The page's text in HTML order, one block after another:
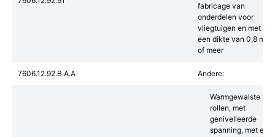
fabricage van
onderdelen voor
vliegtuigen en met
een dikte van 0,8 mm
of meer
7606.12.92.B.A.A Andere:
Warmgewalste
rollen, met
genivelleerde
spanning, met een